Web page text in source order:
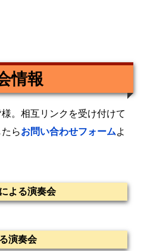
情報
。相互リンクを受け付けて
らお問い合わせフォームよ
よる演奏会
演奏会